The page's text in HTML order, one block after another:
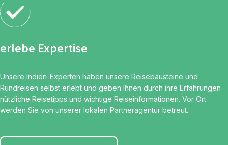
erlebe Expertise
Unsere Indien-Experten haben unsere Reisebausteine und
Rundreisen selbst erlebt und geben Ihnen durch ihre Erfahrungen
nützliche Reisetipps und wichtige Reiseinformationen. Vor Ort
werden Sie von unserer lokalen Partneragentur betreut.